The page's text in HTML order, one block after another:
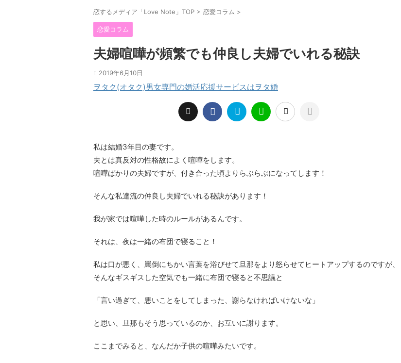
恋するメディア「Love Note」TOP > 恋愛コラム >
恋愛コラム
夫婦喧嘩が頻繁でも仲良し夫婦でいれる秘訣
2019年6月10日
ヲタク(オタク)男女専門の婚活応援サービスはヲタ婚
私は結婚3年目の妻です。
夫とは真反対の性格故によく喧嘩をします。
喧嘩ばかりの夫婦ですが、付き合った頃よりらぶらぶになってします！
そんな私達流の仲良し夫婦でいれる秘訣があります！
我が家では喧嘩した時のルールがあるんです。
それは、夜は一緒の布団で寝ること！
私は口が悪く、罵倒にちかい言葉を浴びせて旦那をより怒らせてヒートアップするのですが、
そんなギスギスした空気でも一緒に布団で寝ると不思議と
「言い過ぎて、悪いことをしてしまった、謝らなければいけないな」
と思い、旦那もそう思っているのか、お互いに謝ります。
ここまでみると、なんだか子供の喧嘩みたいです。